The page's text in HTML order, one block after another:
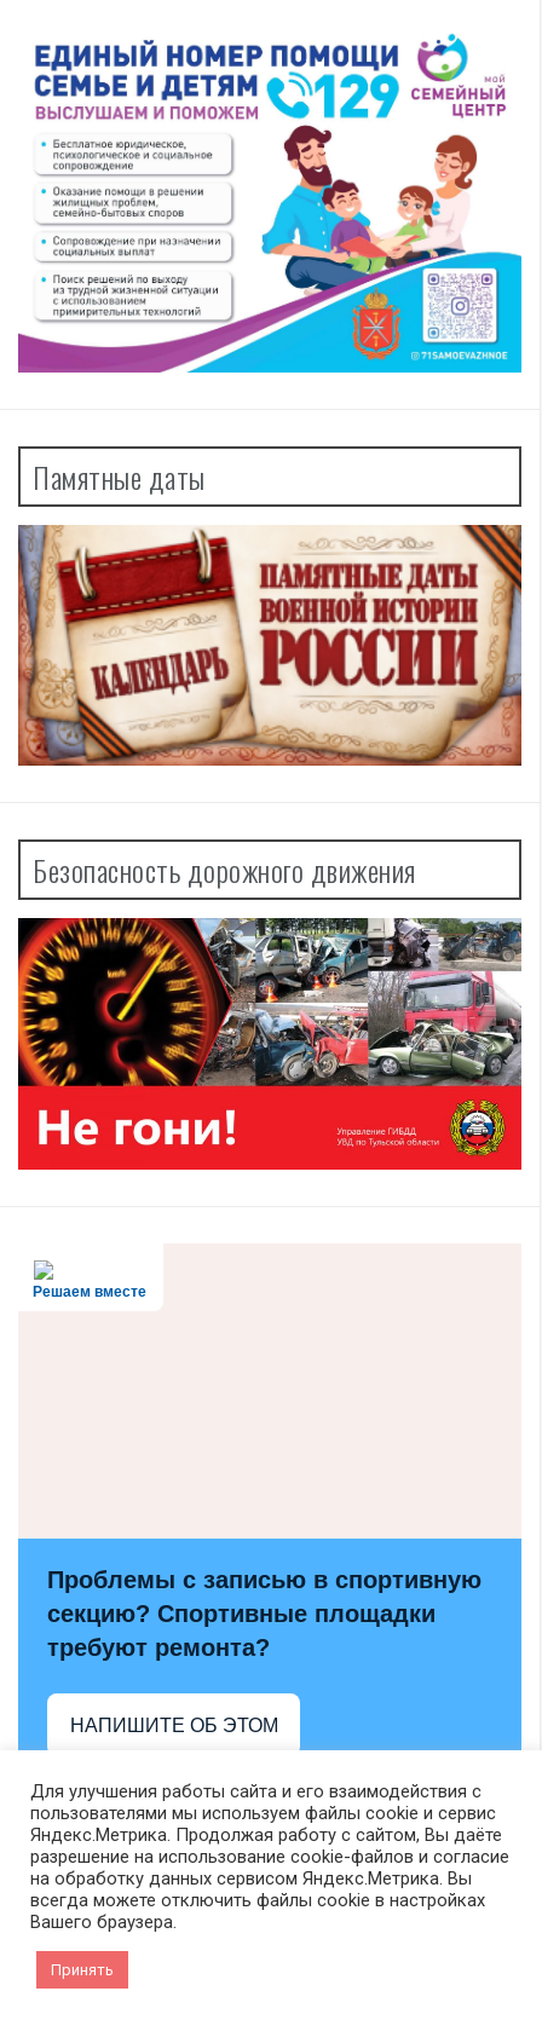
Памятные даты
Безопасность дорожного движения
Решаем вместе
Проблемы с записью в спортивную
секцию? Спортивные площадки
требуют ремонта?
НАПИШИТЕ ОБ ЭТОМ
Для улучшения работы сайта и его взаимодействия с
пользователями мы используем файлы cookie и сервис
Яндекс.Метрика. Продолжая работу с сайтом, Вы даёте
разрешение на использование cookie-файлов и согласие
на обработку данных сервисом Яндекс.Метрика. Вы
всегда можете отключить файлы cookie в настройках
Вашего браузера.
Принять